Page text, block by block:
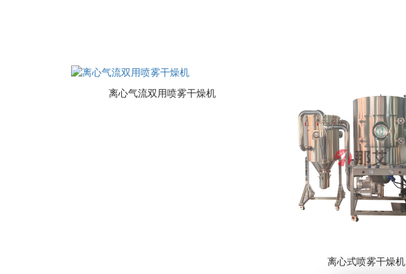
离心气流双用喷雾干燥机
离心式喷雾干燥机